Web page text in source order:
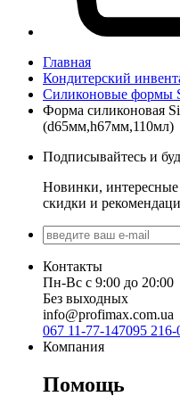
Главная
Кондитерский
Силиконовые формы
Форма силиконовая
(d65мм,h67мм,110мл)
Подписывайтесь и
Новинки,
скидки и
Контакты
Пн-Вс с 9:00 до 20:00
Без выходных
info@profimax.com.ua
067 11-77-147095 216-
Компания
Помощь